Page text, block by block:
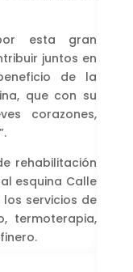
esta gran
juntos en
de la
que con su
corazones,
rehabilitación
esquina Calle
servicios de
termoterapia,